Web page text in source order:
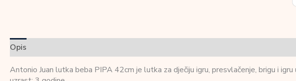
Opis
Antonio Juan lutka beba PIPA 42cm je lutka za dječiju igru, presvlačenje, brigu i